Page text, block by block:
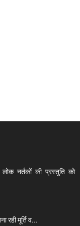
नर्तकों की प्रस्तुति को
रही मूर्ति व...